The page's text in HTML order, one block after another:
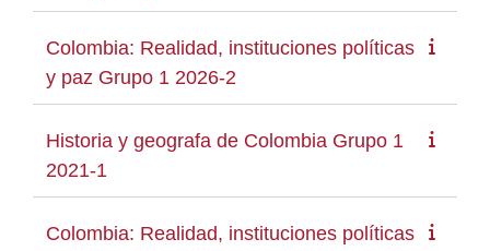
Colombia: Realidad, instituciones políticas
y paz Grupo 1 2026-2
Historia y geografa de Colombia Grupo 1
2021-1
Colombia: Realidad, instituciones políticas